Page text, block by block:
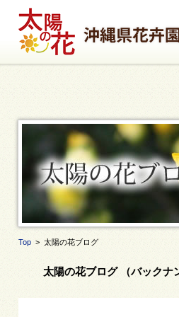
Top > 太陽の花ブログ
太陽の花ブログ （バックナ